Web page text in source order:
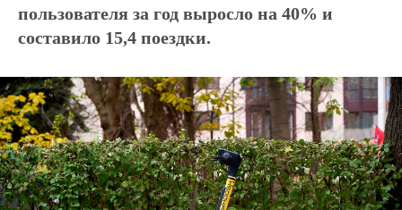
пользователя за год выросло на 40% и
составило 15,4 поездки.